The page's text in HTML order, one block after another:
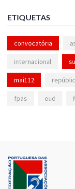
ETIQUETAS
convocatória
internacional
mai112
fpas eud